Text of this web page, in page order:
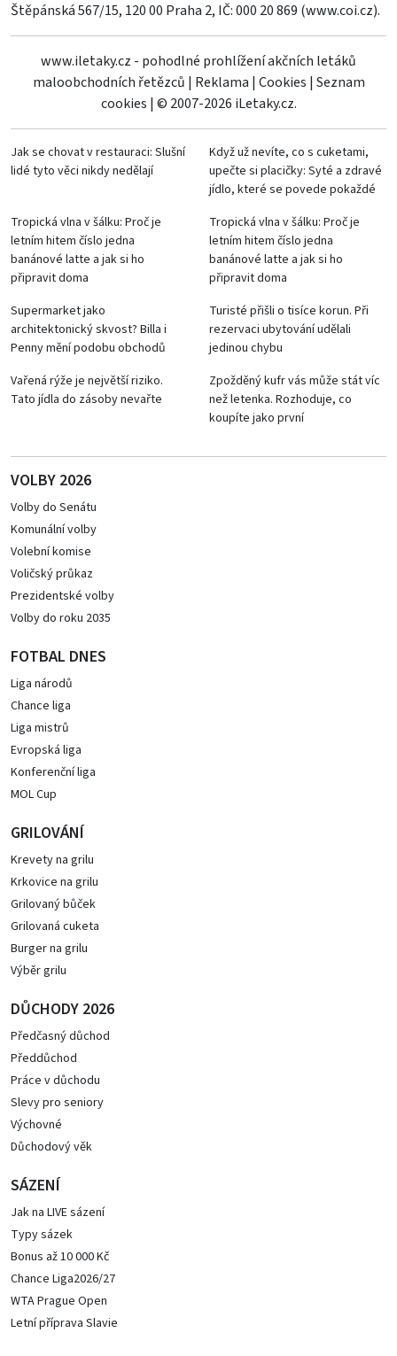
Štěpánská 567/15, 120 00 Praha 2, IČ: 000 20 869 (www.coi.cz).
www.iletaky.cz - pohodlné prohlížení akčních letáků
maloobchodních řetězců | Reklama | Cookies | Seznam
cookies | © 2007-2026 iLetaky.cz.
Jak se chovat v restauraci: Slušní
lidé tyto věci nikdy nedělají
Když už nevíte, co s cuketami,
upečte si placičky: Syté a zdravé
jídlo, které se povede pokaždé
Tropická vlna v šálku: Proč je
letním hitem číslo jedna
banánové latte a jak si ho
připravit doma
Tropická vlna v šálku: Proč je
letním hitem číslo jedna
banánové latte a jak si ho
připravit doma
Supermarket jako
architektonický skvost? Billa i
Penny mění podobu obchodů
Turisté přišli o tisíce korun. Při
rezervaci ubytování udělali
jedinou chybu
Vařená rýže je největší riziko.
Tato jídla do zásoby nevařte
Zpožděný kufr vás může stát víc
než letenka. Rozhoduje, co
koupíte jako první
VOLBY 2026
Volby do Senátu
Komunální volby
Volební komise
Voličský průkaz
Prezidentské volby
Volby do roku 2035
FOTBAL DNES
Liga národů
Chance liga
Liga mistrů
Evropská liga
Konferenční liga
MOL Cup
GRILOVÁNÍ
Krevety na grilu
Krkovice na grilu
Grilovaný bůček
Grilovaná cuketa
Burger na grilu
Výběr grilu
DŮCHODY 2026
Předčasný důchod
Předdůchod
Práce v důchodu
Slevy pro seniory
Výchovné
Důchodový věk
SÁZENÍ
Jak na LIVE sázení
Typy sázek
Bonus až 10 000 Kč
Chance Liga2026/27
WTA Prague Open
Letní příprava Slavie